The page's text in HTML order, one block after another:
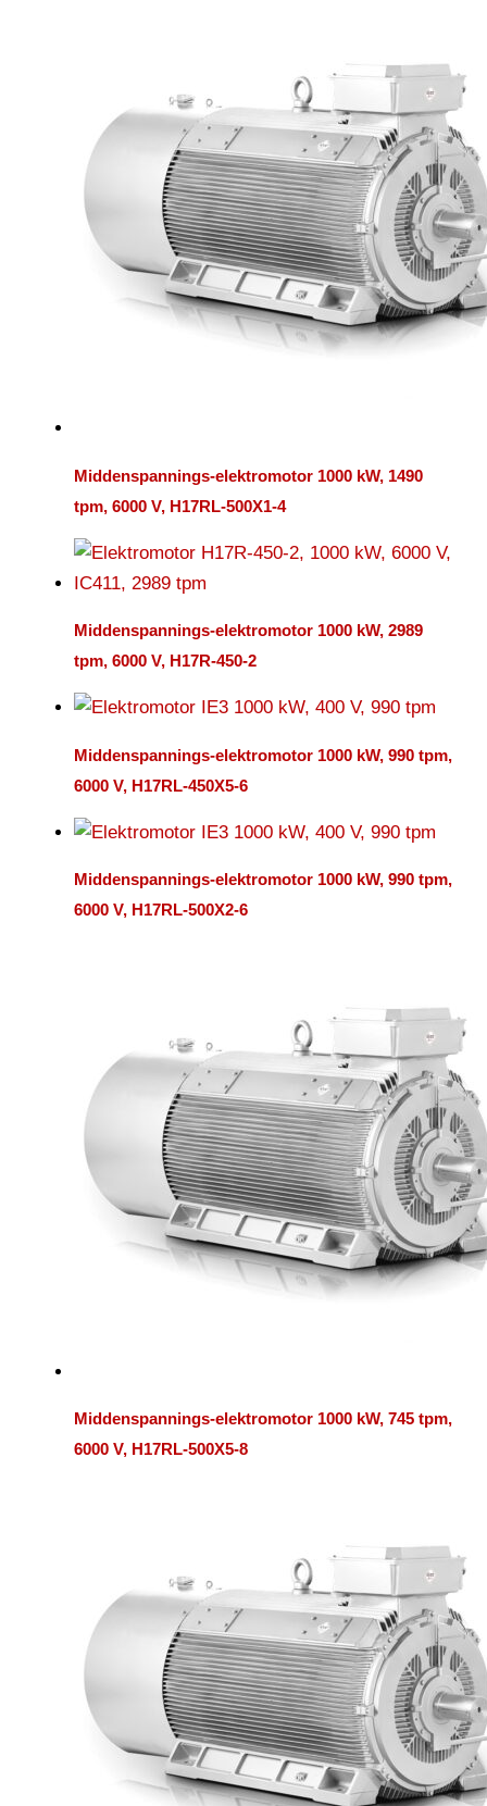
Middenspannings-elektromotor 1000 kW, 1490
tpm, 6000 V, H17RL-500X1-4
Middenspannings-elektromotor 1000 kW, 2989
tpm, 6000 V, H17R-450-2
Middenspannings-elektromotor 1000 kW, 990 tpm,
6000 V, H17RL-450X5-6
Middenspannings-elektromotor 1000 kW, 990 tpm,
6000 V, H17RL-500X2-6
Middenspannings-elektromotor 1000 kW, 745 tpm,
6000 V, H17RL-500X5-8